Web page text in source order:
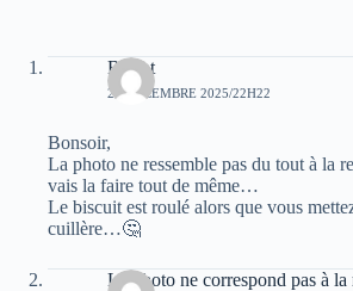
Burlot
23 DÉCEMBRE 2025/22H22
Bonsoir,
La photo ne ressemble pas du tout à la
vais la faire tout de même…
Le biscuit est roulé alors que vous
cuillère…🤔
La photo ne correspond pas à la